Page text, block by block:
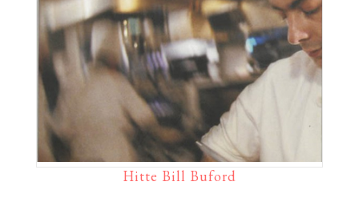
Hitte Bill Buford